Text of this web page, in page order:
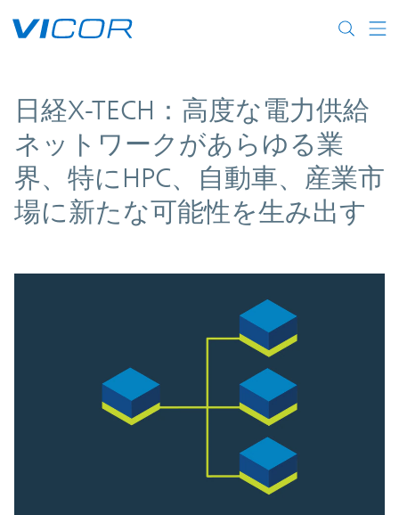
日経X-TECH：高度な電力供給
ネットワークがあらゆる業
界、特にHPC、自動車、産業市
場に新たな可能性を生み出す